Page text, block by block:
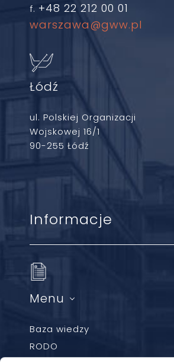
f. +48 22 212 00 01
warszawa@gww.pl
Łódź
ul. Polskiej Organizacji
Wojskowej 16/1
90-255 Łódź
Informacje
Menu
Baza wiedzy
RODO